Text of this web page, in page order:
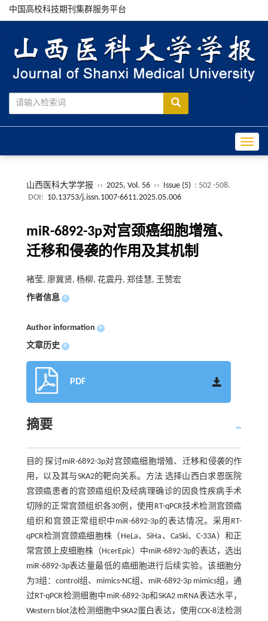
中国高校科技期刊集群服务平台
山西医科大学学报 ›› 2025, Vol. 56 ›› Issue (5) : 502 -508.
DOI: 10.13753/j.issn.1007-6611.2025.05.006
miR-6892-3p对宫颈癌细胞增殖、
迁移和侵袭的作用及其机制
褚莹, 廖冀贤, 杨柳, 花震丹, 郑佳慧, 王赞宏
作者信息 +
Author information +
文章历史 +
PDF
摘要
目的 探讨miR-6892-3p对宫颈癌细胞增殖、迁移和侵袭的作
用，以及其与SKA2的靶向关系。方法 选择山西白求恩医院
宫颈癌患者的宫颈癌组织及经病理确诊的因良性疾病手术
切除的正常宫颈组织各30例，使用RT-qPCR技术检测宫颈癌
组织和宫颈正常组织中miR-6892-3p的表达情况。采用RT-
qPCR检测宫颈癌细胞株（HeLa、SiHa、CaSki、C-33A）和正
常宫颈上皮细胞株（HcerEpic）中miR-6892-3p的表达，选出
miR-6892-3p表达量最低的癌细胞进行后续实验。该细胞分
为3组：control组、mimics-NC组、miR-6892-3p mimics组，通
过RT-qPCR检测细胞中miR-6892-3p和SKA2 mRNA表达水平，
Western blot法检测细胞中SKA2蛋白表达，使用CCK-8法检测